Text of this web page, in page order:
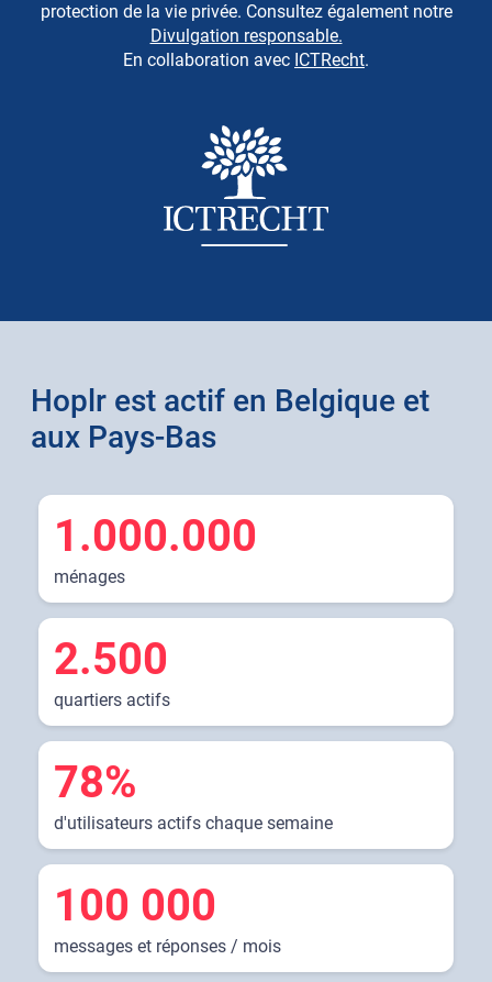
protection de la vie privée. Consultez également notre
Divulgation responsable.
En collaboration avec ICTRecht.
Hoplr est actif en Belgique et
aux Pays-Bas
1.000.000
ménages
2.500
quartiers actifs
78%
d'utilisateurs actifs chaque semaine
100 000
messages et réponses / mois